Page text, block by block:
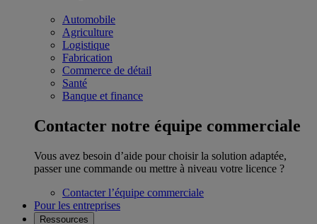
Automobile
Agriculture
Logistique
Fabrication
Commerce de détail
Santé
Banque et finance
Contacter notre équipe commerciale
Vous avez besoin d’aide pour choisir la solution adaptée,
passer une commande ou mettre à niveau votre licence ?
Contacter l’équipe commerciale
Pour les entreprises
Ressources